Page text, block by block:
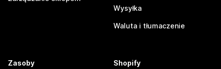
Wysyłka
Waluta i tłumaczenie
Zasoby Shopify